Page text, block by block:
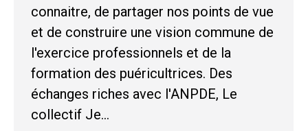
connaitre, de partager nos points de vue
et de construire une vision commune de
l'exercice professionnels et de la
formation des puéricultrices. Des
échanges riches avec l'ANPDE, Le
collectif Je…